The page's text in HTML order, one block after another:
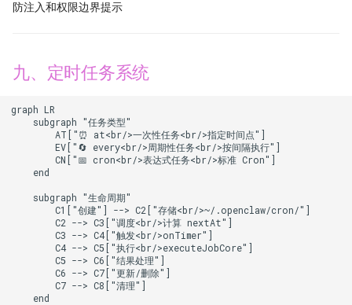
防注入和权限边界提示
九、定时任务系统
graph LR
    subgraph "任务类型"
        AT["⏰ at<br/>一次性任务<br/>指定时间点"]
        EV["🔄 every<br/>周期性任务<br/>按间隔执行"]
        CN["📅 cron<br/>表达式任务<br/>标准 Cron"]
    end
    subgraph "生命周期"
        C1["创建"] --> C2["存储<br/>~/.openclaw/cron/"]
        C2 --> C3["调度<br/>计算 nextAt"]
        C3 --> C4["触发<br/>onTimer"]
        C4 --> C5["执行<br/>executeJobCore"]
        C5 --> C6["结果处理"]
        C6 --> C7["更新/删除"]
        C7 --> C8["清理"]
    end